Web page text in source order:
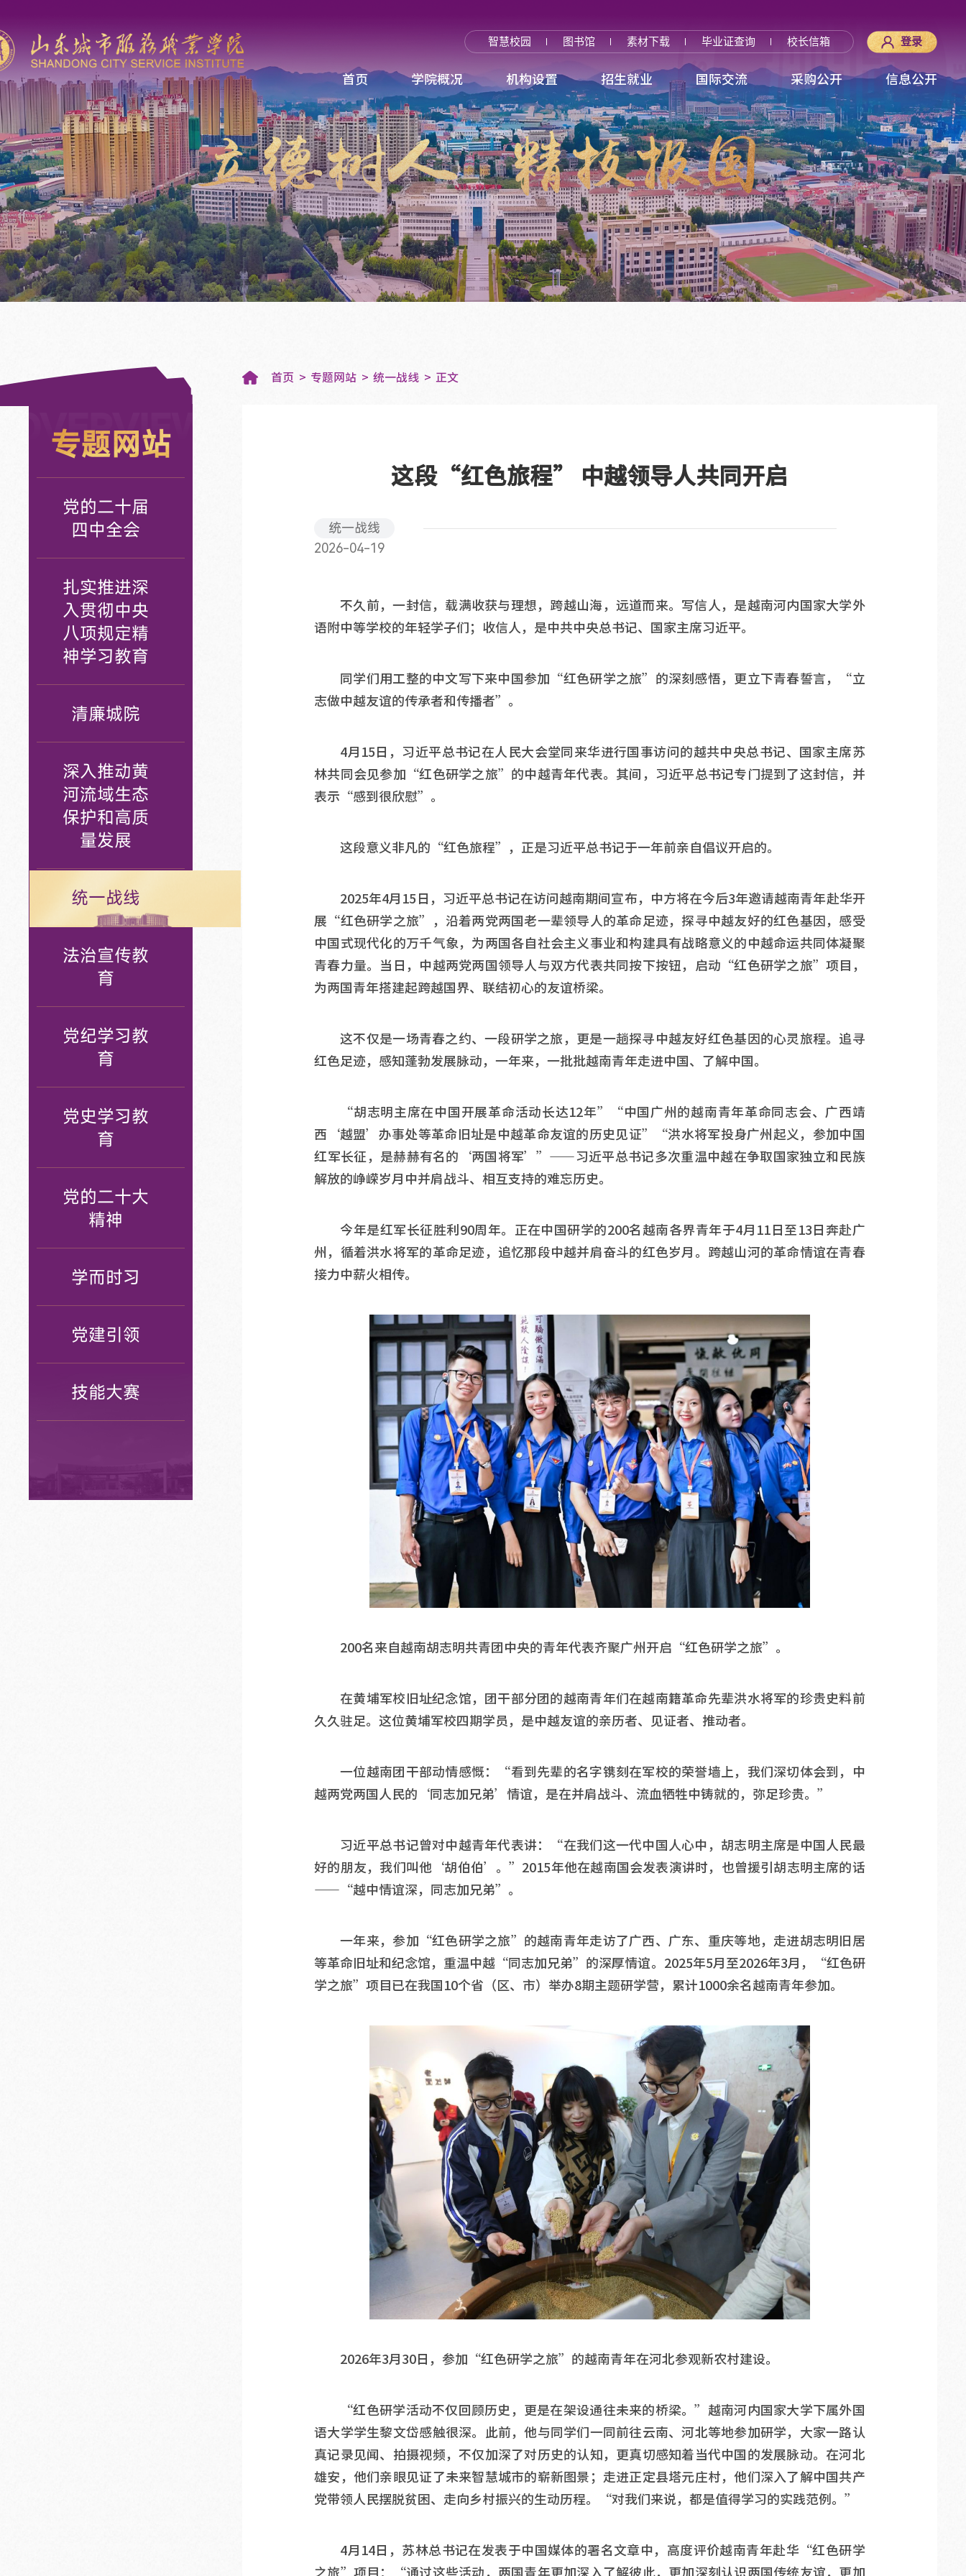
智慧校园 图书馆 素材下载 毕业证查询 校长信箱 登录
首页 学院概况 机构设置 招生就业 国际交流 采购公开 信息公开
OVERVIEW
专题网站
党的二十届
四中全会
扎实推进深
入贯彻中央
八项规定精
神学习教育
清廉城院
深入推动黄
河流域生态
保护和高质
量发展
统一战线
法治宣传教
育
党纪学习教
育
党史学习教
育
党的二十大
精神
学而时习
党建引领
技能大赛
首页 专题网站 统一战线 正文
这段“红色旅程” 中越领导人共同开启
统一战线
2026-04-19
不久前，一封信，载满收获与理想，跨越山海，远道而来。写信人，是越南河内国家大学外
语附中等学校的年轻学子们；收信人，是中共中央总书记、国家主席习近平。
同学们用工整的中文写下来中国参加“红色研学之旅”的深刻感悟，更立下青春誓言，“立
志做中越友谊的传承者和传播者”。
4月15日，习近平总书记在人民大会堂同来华进行国事访问的越共中央总书记、国家主席苏
林共同会见参加“红色研学之旅”的中越青年代表。其间，习近平总书记专门提到了这封信，并
表示“感到很欣慰”。
这段意义非凡的“红色旅程”，正是习近平总书记于一年前亲自倡议开启的。
2025年4月15日，习近平总书记在访问越南期间宣布，中方将在今后3年邀请越南青年赴华开
展“红色研学之旅”，沿着两党两国老一辈领导人的革命足迹，探寻中越友好的红色基因，感受
中国式现代化的万千气象，为两国各自社会主义事业和构建具有战略意义的中越命运共同体凝聚
青春力量。当日，中越两党两国领导人与双方代表共同按下按钮，启动“红色研学之旅”项目，
为两国青年搭建起跨越国界、联结初心的友谊桥梁。
这不仅是一场青春之约、一段研学之旅，更是一趟探寻中越友好红色基因的心灵旅程。追寻
红色足迹，感知蓬勃发展脉动，一年来，一批批越南青年走进中国、了解中国。
“胡志明主席在中国开展革命活动长达12年”“中国广州的越南青年革命同志会、广西靖
西‘越盟’办事处等革命旧址是中越革命友谊的历史见证”“洪水将军投身广州起义，参加中国
红军长征，是赫赫有名的‘两国将军’”——习近平总书记多次重温中越在争取国家独立和民族
解放的峥嵘岁月中并肩战斗、相互支持的难忘历史。
今年是红军长征胜利90周年。正在中国研学的200名越南各界青年于4月11日至13日奔赴广
州，循着洪水将军的革命足迹，追忆那段中越并肩奋斗的红色岁月。跨越山河的革命情谊在青春
接力中薪火相传。
200名来自越南胡志明共青团中央的青年代表齐聚广州开启“红色研学之旅”。
在黄埔军校旧址纪念馆，团干部分团的越南青年们在越南籍革命先辈洪水将军的珍贵史料前
久久驻足。这位黄埔军校四期学员，是中越友谊的亲历者、见证者、推动者。
一位越南团干部动情感慨：“看到先辈的名字镌刻在军校的荣誉墙上，我们深切体会到，中
越两党两国人民的‘同志加兄弟’情谊，是在并肩战斗、流血牺牲中铸就的，弥足珍贵。”
习近平总书记曾对中越青年代表讲：“在我们这一代中国人心中，胡志明主席是中国人民最
好的朋友，我们叫他‘胡伯伯’。”2015年他在越南国会发表演讲时，也曾援引胡志明主席的话
——“越中情谊深，同志加兄弟”。
一年来，参加“红色研学之旅”的越南青年走访了广西、广东、重庆等地，走进胡志明旧居
等革命旧址和纪念馆，重温中越“同志加兄弟”的深厚情谊。2025年5月至2026年3月，“红色研
学之旅”项目已在我国10个省（区、市）举办8期主题研学营，累计1000余名越南青年参加。
2026年3月30日，参加“红色研学之旅”的越南青年在河北参观新农村建设。
“红色研学活动不仅回顾历史，更是在架设通往未来的桥梁。”越南河内国家大学下属外国
语大学学生黎文岱感触很深。此前，他与同学们一同前往云南、河北等地参加研学，大家一路认
真记录见闻、拍摄视频，不仅加深了对历史的认知，更真切感知着当代中国的发展脉动。在河北
雄安，他们亲眼见证了未来智慧城市的崭新图景；走进正定县塔元庄村，他们深入了解中国共产
党带领人民摆脱贫困、走向乡村振兴的生动历程。“对我们来说，都是值得学习的实践范例。”
4月14日，苏林总书记在发表于中国媒体的署名文章中，高度评价越南青年赴华“红色研学
之旅”项目：“通过这些活动，两国青年更加深入了解彼此，更加深刻认识两国传统友谊，更加